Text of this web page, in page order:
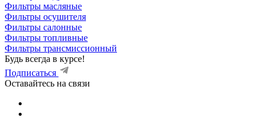
Фильтры масляные
Фильтры осушителя
Фильтры салонные
Фильтры топливные
Фильтры трансмиссионный
Будь всегда в курсе!
Подписаться
Оставайтесь на связи